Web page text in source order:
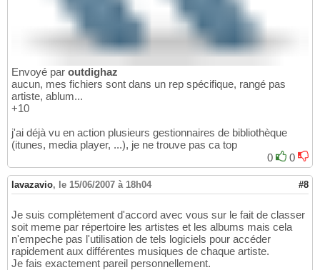
Envoyé par outdighaz
aucun, mes fichiers sont dans un rep spécifique, rangé pas
artiste, ablum...
+10
j'ai déjà vu en action plusieurs gestionnaires de bibliothèque
(itunes, media player, ...), je ne trouve pas ca top
0
0
lavazavio, le 15/06/2007 à 18h04 #8
Je suis complètement d'accord avec vous sur le fait de classer
soit meme par répertoire les artistes et les albums mais cela
n'empeche pas l'utilisation de tels logiciels pour accéder
rapidement aux différentes musiques de chaque artiste.
Je fais exactement pareil personnellement.